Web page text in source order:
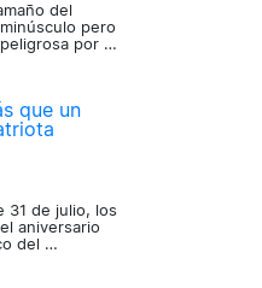
del
pero
por …
que un
31 de julio, los
aniversario
del …